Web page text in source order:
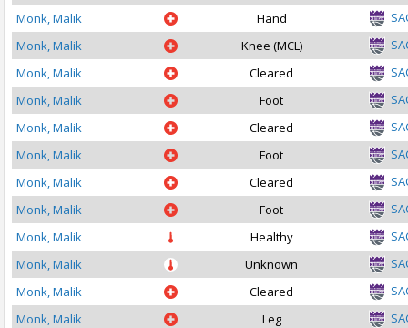
Monk, Malik
Hand
Monk, Malik
Knee (MCL)
Monk, Malik
Cleared
Monk, Malik
Foot
Monk, Malik
Cleared
Monk, Malik
Foot
Monk, Malik
Cleared
Monk, Malik
Foot
Monk, Malik
Healthy
Monk, Malik
Unknown
Monk, Malik
Cleared
Monk, Malik
Leg